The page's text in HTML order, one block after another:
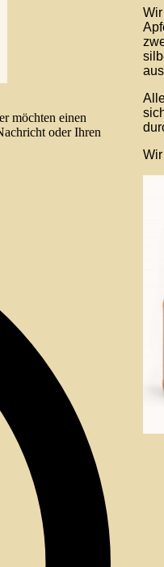
möchten einen
oder Ihren